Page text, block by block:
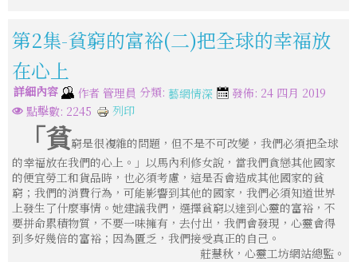
第2集-貧窮的富裕(二)把全球的幸福放
在心上
詳細內容 作者 管理員 分類: 藝網情深
發佈: 24 四月 2019
點擊數: 2245
列印
「貧窮是很複雜的問題，但不是不可改變，我們必須把全球
的幸福放在我們的心上。」以馬內利修女說，當我們貪戀其他國家
的便宜勞工和貨品時，也必須考慮，這是否會造成其他國家的貧
窮；我們的消費行為，可能影響到其他的國家，我們必須知道世界
上發生了什麼事情。她建議我們，選擇貧窮以達到心靈的富裕，不
要拼命累積物質，不要一味擁有，去付出，我們會發現，心靈會得
到多好幾倍的富裕；因為匱乏，我們接受真正的自己。
莊慧秋，心靈工坊網站總監。